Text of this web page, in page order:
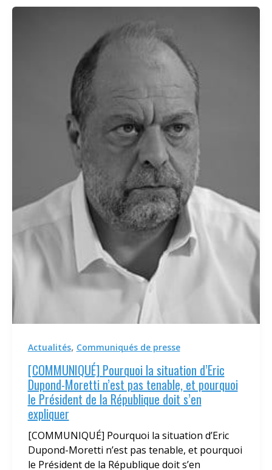
Actualités, Communiqués de presse
[COMMUNIQUÉ] Pourquoi la situation d’Eric
Dupond-Moretti n’est pas tenable, et pourquoi
le Président de la République doit s’en
expliquer
[COMMUNIQUÉ] Pourquoi la situation d’Eric
Dupond-Moretti n’est pas tenable, et pourquoi
le Président de la République doit s’en